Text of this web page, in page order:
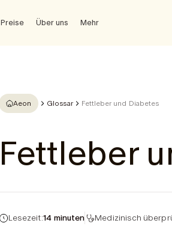
Preise Über uns Mehr
Aeon Glossar Fettleber und Diabetes
Fettleber
Lesezeit:14 minuten Medizinisch